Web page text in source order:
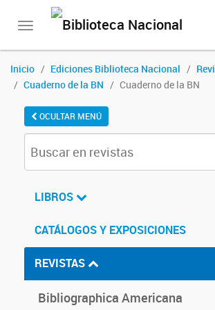
Toggle
Inicio Ediciones Biblioteca Nacional
Cuaderno de la BN
Cuaderno de la BN
OCULTAR MENÚ
LIBROS
CATÁLOGOS Y EXPOSICIONES
REVISTAS
Bibliographica Americana